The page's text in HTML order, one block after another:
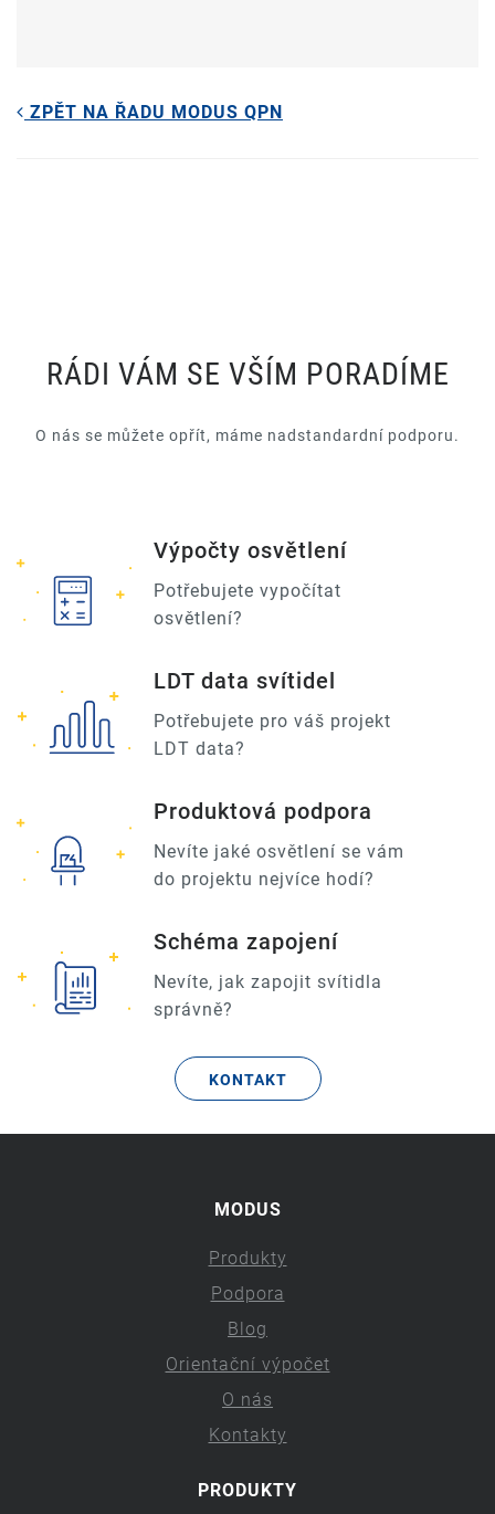
ZPĚT NA ŘADU MODUS QPN
RÁDI VÁM SE VŠÍM PORADÍME
O nás se můžete opřít, máme nadstandardní podporu.
Výpočty osvětlení
Potřebujete vypočítat
osvětlení?
LDT data svítidel
Potřebujete pro váš projekt
LDT data?
Produktová podpora
Nevíte jaké osvětlení se vám
do projektu nejvíce hodí?
Schéma zapojení
Nevíte, jak zapojit svítidla
správně?
KONTAKT
MODUS
Produkty
Podpora
Blog
Orientační výpočet
O nás
Kontakty
PRODUKTY